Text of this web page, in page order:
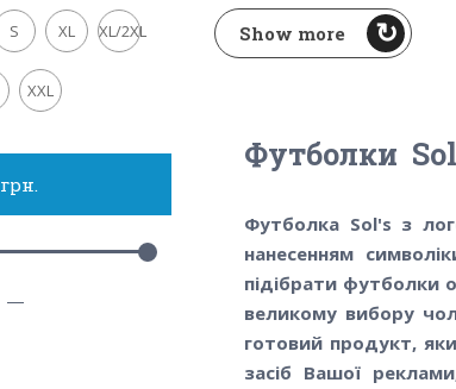
Show more
Футболки
Футболка Sol's з
нанесенням
підібрати футболки
великому вибору
готовий продукт,
засіб Вашої
S XL XL/2XL
XXL
грн.
—